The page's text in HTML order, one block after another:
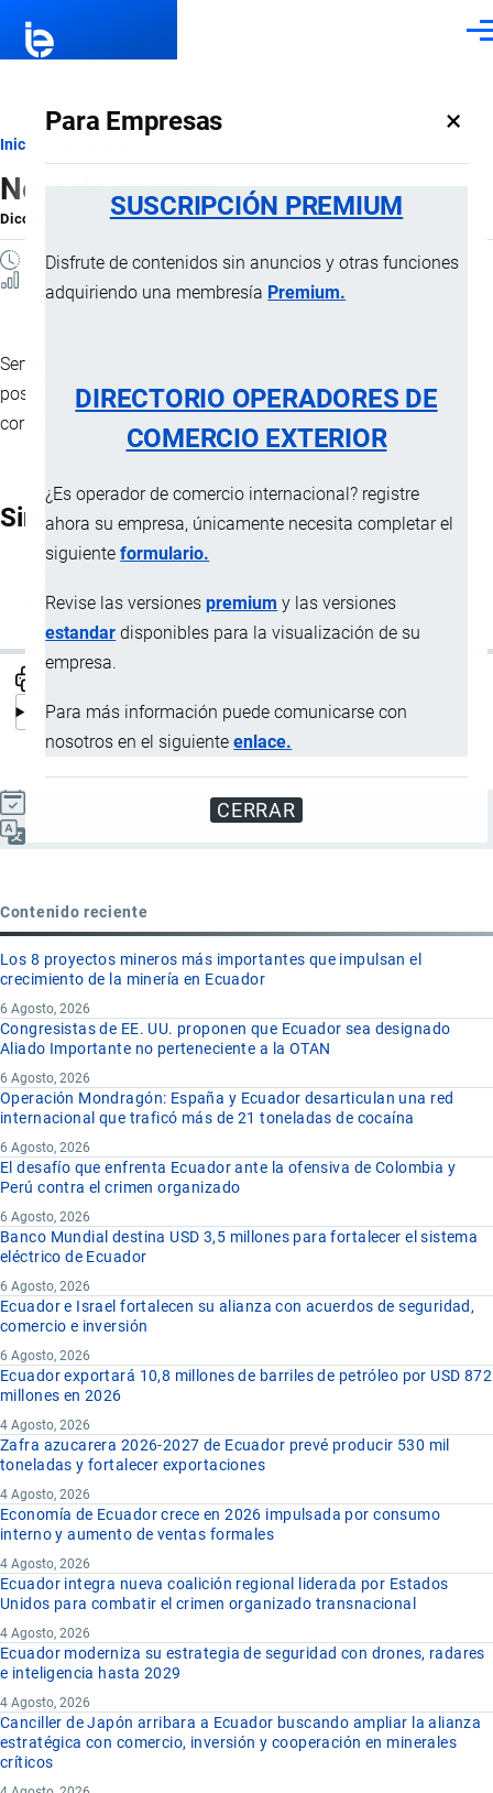
Para Empresas ×
SUSCRIPCIÓN PREMIUM
Disfrute de contenidos sin anuncios y otras funciones
adquiriendo una membresía Premium.
DIRECTORIO OPERADORES DE
COMERCIO EXTERIOR
¿Es operador de comercio internacional? registre
ahora su empresa, únicamente necesita completar el
siguienteformulario.
Revise las versionespremium y las versiones
estandar disponibles para la visualización de su
empresa.
Para más información puede comunicarse con
nosotros en el siguienteenlace.
CERRAR
Ruta
de
navegación
Inicio
Nota de entrega
Diccionario porImportaciones …, 8 Septiembre, 2024
1 MINUTO
Servicio complementario ofrecido por las administraciones
postales para certificar la entrega de un artículo enviado por
correo.
Sinónimos
Justificante de recepción
Actualizado el 8 Septiembre, 2024
Contenido reciente
Los 8 proyectos mineros más importantes que impulsan el
crecimiento de la minería en Ecuador
6 Agosto, 2026
Congresistas de EE. UU. proponen que Ecuador sea designado
Aliado Importante no perteneciente a la OTAN
6 Agosto, 2026
Operación Mondragón: España y Ecuador desarticulan una red
internacional que traficó más de 21 toneladas de cocaína
6 Agosto, 2026
El desafío que enfrenta Ecuador ante la ofensiva de Colombia y
Perú contra el crimen organizado
6 Agosto, 2026
Banco Mundial destina USD 3,5 millones para fortalecer el sistema
eléctrico de Ecuador
6 Agosto, 2026
Ecuador e Israel fortalecen su alianza con acuerdos de seguridad,
comercio e inversión
6 Agosto, 2026
Ecuador exportará 10,8 millones de barriles de petróleo por USD 872
millones en 2026
4 Agosto, 2026
Zafra azucarera 2026-2027 de Ecuador prevé producir 530 mil
toneladas y fortalecer exportaciones
4 Agosto, 2026
Economía de Ecuador crece en 2026 impulsada por consumo
interno y aumento de ventas formales
4 Agosto, 2026
Ecuador integra nueva coalición regional liderada por Estados
Unidos para combatir el crimen organizado transnacional
4 Agosto, 2026
Ecuador moderniza su estrategia de seguridad con drones, radares
e inteligencia hasta 2029
4 Agosto, 2026
Canciller de Japón arribara a Ecuador buscando ampliar la alianza
estratégica con comercio, inversión y cooperación en minerales
críticos